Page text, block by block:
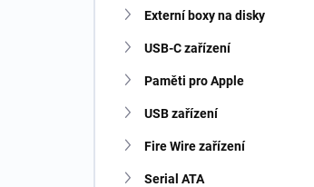
Externí boxy na disky
USB-C zařízení
Paměti pro Apple
USB zařízení
Fire Wire zařízení
Serial ATA